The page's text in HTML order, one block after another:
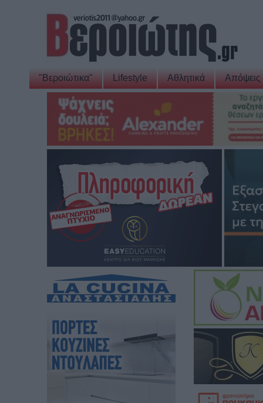
"Βεροιώτικα" Lifestyle Αθλητικά Απόψεις